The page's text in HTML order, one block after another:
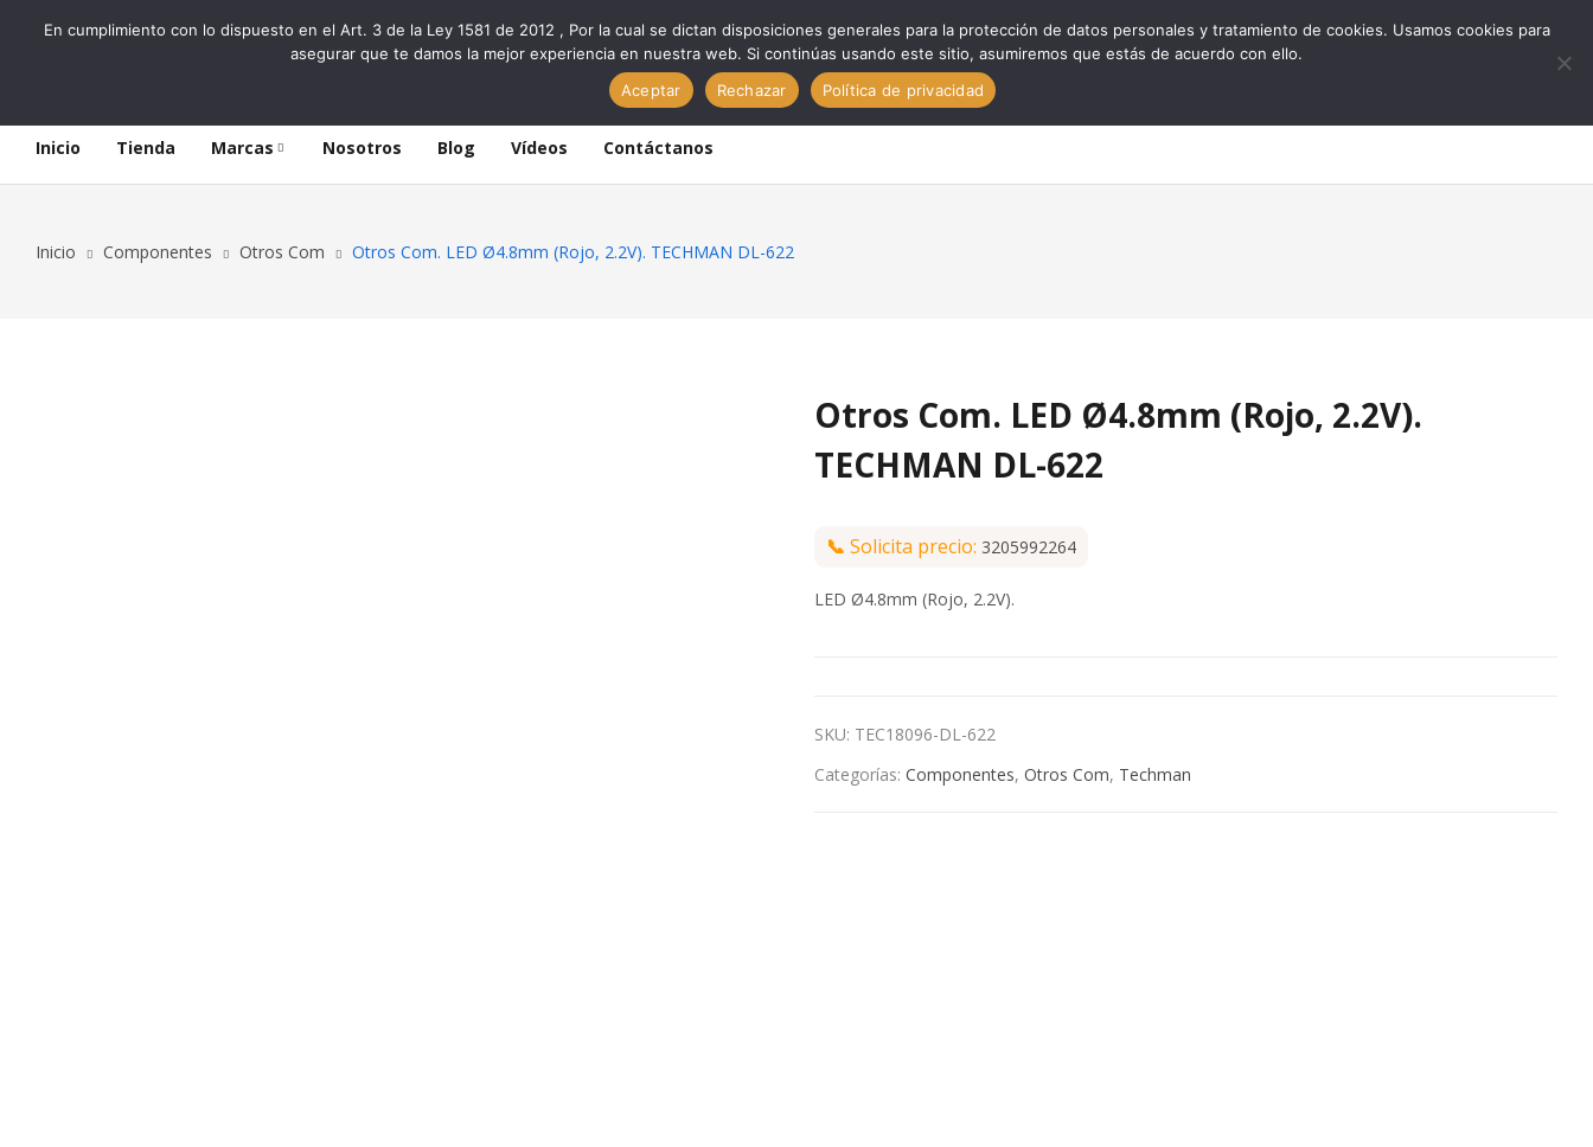
0
Inicio Tienda Marcas Nosotros Blog Vídeos Contáctanos
Inicio Componentes Otros Com Otros Com. LED Ø4.8mm (Rojo, 2.2V). TECHMAN DL-622
Otros Com. LED Ø4.8mm (Rojo, 2.2V).
TECHMAN DL-622
📞 Solicita precio: 3205992264
LED Ø4.8mm (Rojo, 2.2V).
SKU: TEC18096-DL-622
Categorías: Componentes, Otros Com, Techman
En cumplimiento con lo dispuesto en el Art. 3 de la Ley 1581 de 2012 , Por la cual se dictan disposiciones generales para la protección de datos personales y tratamiento de cookies. Usamos cookies para
asegurar que te damos la mejor experiencia en nuestra web. Si continúas usando este sitio, asumiremos que estás de acuerdo con ello.
Aceptar
Rechazar Política de privacidad